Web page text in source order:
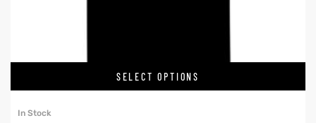
SELECT OPTIONS
In Stock